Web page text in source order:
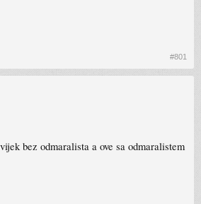
#801
bez odmaralista a ove sa odmaralistem